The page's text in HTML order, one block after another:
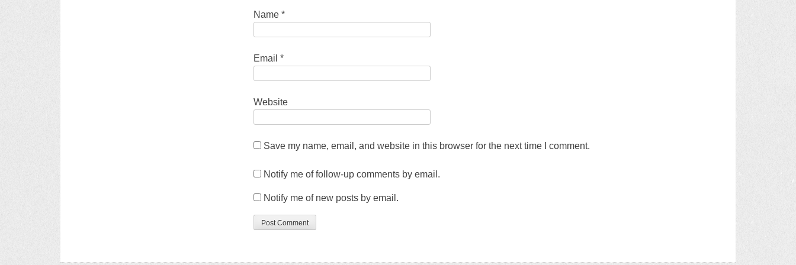
Name *
Email *
Website
Save my name,email ,and website in this browser for the next time I comment.
Notify me of follow-up comments by email .
Notify me of new posts by email .